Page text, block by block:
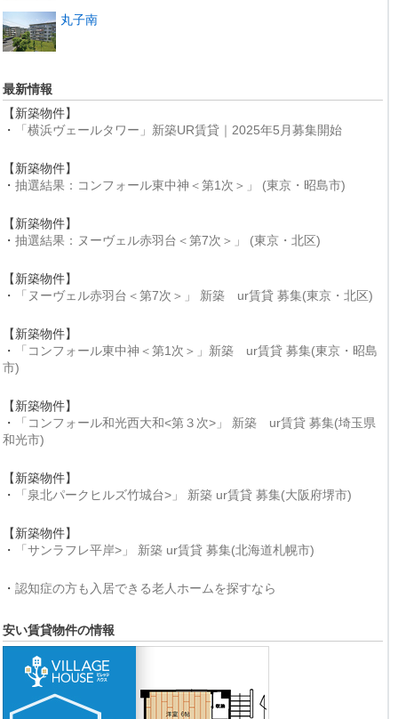
丸子南
最新情報
【新築物件】
・
「横浜ヴェールタワー」新築UR賃貸｜2025年5月募集開始
【新築物件】
・ 抽選結果：コンフォール東中神＜第1次＞」 (東京・昭島市)
【新築物件】
・ 抽選結果：ヌーヴェル赤羽台＜第7次＞」 (東京・北区)
【新築物件】
・
「ヌーヴェル赤羽台＜第7次＞」 新築 ur賃貸 募集(東京・北区)
【新築物件】
・
「コンフォール東中神＜第1次＞」新築 ur賃貸 募集(東京・昭島
市)
【新築物件】
・
「コンフォール和光西大和<第３次>」 新築 ur賃貸 募集(埼玉県
和光市)
【新築物件】
・
「泉北パークヒルズ竹城台>」 新築 ur賃貸 募集(大阪府堺市)
【新築物件】
・
「サンラフレ平岸>」 新築 ur賃貸 募集(北海道札幌市)
・ 認知症の方も入居できる老人ホームを探すなら
安い賃貸物件の情報